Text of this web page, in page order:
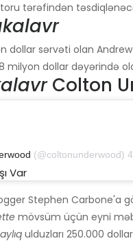
tərəfindən
dollar sərvəti olan
milyon dollar dəyərində
Colton
(@coltonunderwood) 4 Fevral 2019 tarixində 17:19 PST
Var
Stephen Carbone'a
mövsüm üçün eyni
ulduzları 250.000